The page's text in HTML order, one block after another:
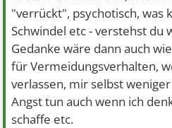
"verrückt", psychotisch, was
Schwindel etc - verstehst du
Gedanke wäre dann auch
für Vermeidungsverhalten,
verlassen, mir selbst
Angst tun auch wenn ich
schaffe etc.